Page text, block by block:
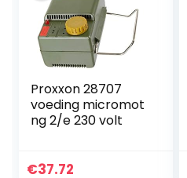
Proxxon 28707
voeding micromot
ng 2/e 230 volt
€37.72